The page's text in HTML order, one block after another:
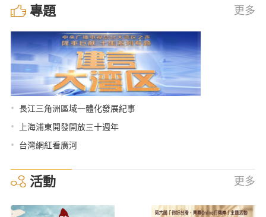
專題 更多
• 長江三角洲區域一體化發展紀事
• 上海浦東開發開放三十週年
• 台灣網紅看廣河
活動 更多